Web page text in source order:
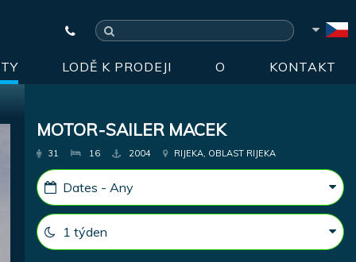
LODĚ K PRODEJI O KONTAKT
MOTOR-SAILER MACEK
31 16 2004 RIJEKA, OBLAST RIJEKA